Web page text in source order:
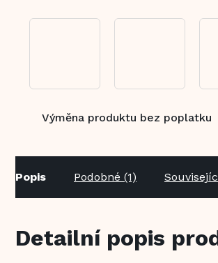
Výměna produktu bez poplatku
Popis Podobné (1)
Detailní popis